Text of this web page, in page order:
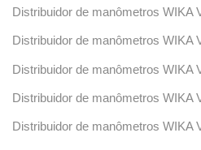
Distribuidor de manômetros WIKA
Distribuidor de manômetros WIKA
Distribuidor de manômetros WIKA
Distribuidor de manômetros WIKA
Distribuidor de manômetros WIKA